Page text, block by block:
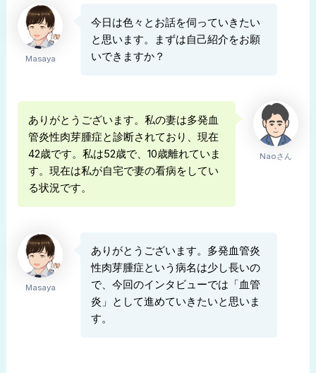
Masaya
今日は色々とお話を伺っていきたい
と思います。まずは自己紹介をお願
いできますか？
Naoさん
ありがとうございます。私の妻は多発血
管炎性肉芽腫症と診断されており、現在
42歳です。私は52歳で、10歳離れていま
す。現在は私が自宅で妻の看病をしてい
る状況です。
Masaya
ありがとうございます。多発血管炎
性肉芽腫症という病名は少し長いの
で、今回のインタビューでは「血管
炎」として進めていきたいと思いま
す。